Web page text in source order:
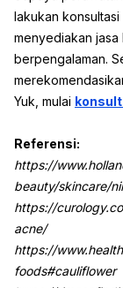
lakukan
menyediakan
berpengalaman.
Yuk, mulai
Referensi:
https://
beauty/skincare/
https://
acne/
https://
foods#cauliflower